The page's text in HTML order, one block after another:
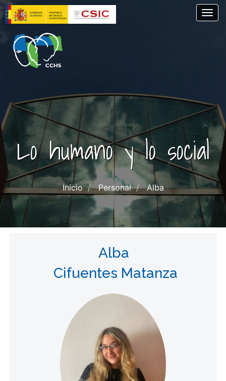
Pasar
al
contenido
principal
Lo humano y lo social
Inicio Personal Alba
Alba
Cifuentes Matanza